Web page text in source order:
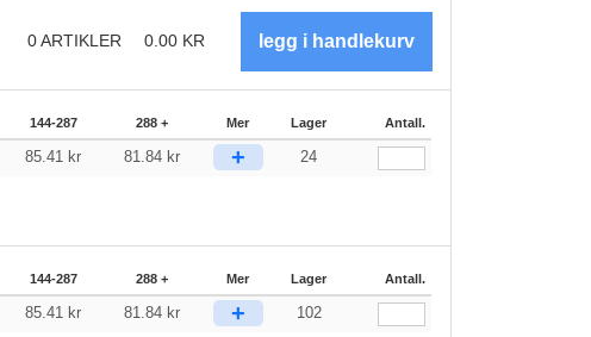
0ARTIKLER 0.00 KR
144-287 288 + Mer Lager Antall.
85.41 kr 81.84 kr + 24
144-287 288 + Mer Lager Antall.
85.41 kr 81.84 kr + 102